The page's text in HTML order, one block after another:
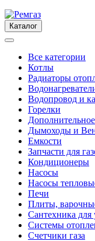
Каталог
Все категории
Котлы
Радиаторы
Водопровод и
Горелки
Дымоходы и
Емкости
Запчасти для
Кондиционеры
Насосы
Насосы
Печи
Плиты,
Сантехника для
Системы
Счетчики газа